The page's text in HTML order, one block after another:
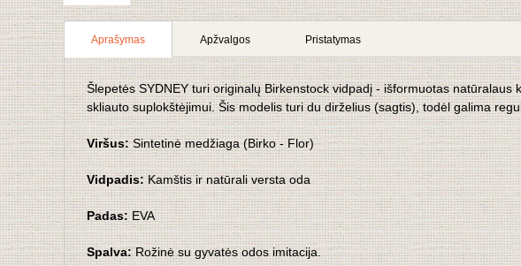
Aprašymas Apžvalgos Pristatymas
Šlepetės SYDNEY turi originalų Birkenstock vidpadį - išformuotas
skliauto suplokštėjimui. Šis modelis turi du dirželius (sagtis), todėl galima
Viršus:Sintetinė medžiaga (Birko - Flor)
Vidpadis:Kamštis ir natūrali versta oda
Padas:EVA
Spalva:Rožinė su gyvatės odos imitacija.